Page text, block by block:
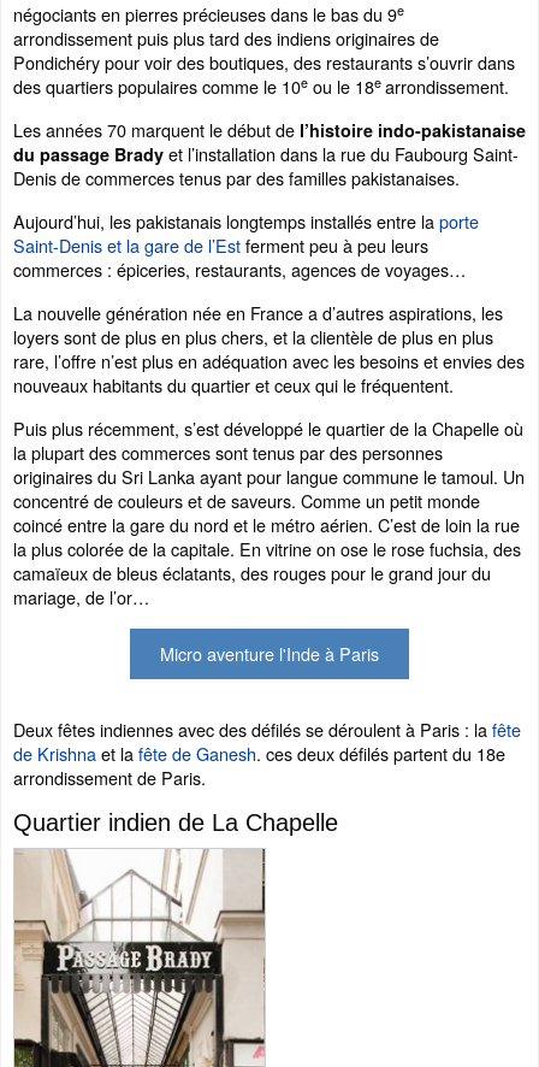
négociants en pierres précieuses dans le bas du 9e
arrondissement puis plus tard des indiens originaires de
Pondichéry pour voir des boutiques, des restaurants s’ouvrir dans
des quartiers populaires comme le 10e ou le 18e arrondissement.
Les années 70 marquent le début de l’histoire indo-pakistanaise
du passage Brady et l’installation dans la rue du Faubourg Saint-
Denis de commerces tenus par des familles pakistanaises.
Aujourd’hui, les pakistanais longtemps installés entre laporte
Saint-Denis et la gare de l’Estferment peu à peu leurs
commerces : épiceries, restaurants, agences de voyages…
La nouvelle génération née en France a d’autres aspirations, les
loyers sont de plus en plus chers, et la clientèle de plus en plus
rare, l’offre n’est plus en adéquation avec les besoins et envies des
nouveaux habitants du quartier et ceux qui le fréquentent.
Puis plus récemment, s’est développé le quartier de la Chapelle où
la plupart des commerces sont tenus par des personnes
originaires du Sri Lanka ayant pour langue commune le tamoul. Un
concentré de couleurs et de saveurs. Comme un petit monde
coincé entre la gare du nord et le métro aérien. C’est de loin la rue
la plus colorée de la capitale. En vitrine on ose le rose fuchsia, des
camaïeux de bleus éclatants, des rouges pour le grand jour du
mariage, de l’or…
Micro aventure l'Inde à Paris
Deux fêtes indiennes avec des défilés se déroulent à Paris : lafête
de Krishnaet lafête de Ganesh. ces deux défilés partent du 18e
arrondissement de Paris.
Quartier indien de La Chapelle